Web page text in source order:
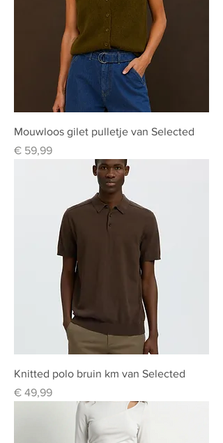
Mouwloos gilet pulletje van Selected
Prijs
€ 59,99
Knitted polo bruin km van Selected
Prijs
€ 49,99